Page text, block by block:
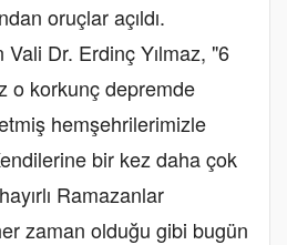
oruçlar açıldı.
Dr. Erdinç Yılmaz, "6
o korkunç depremde
hemşehrilerimizle
bir kez daha çok
Ramazanlar
zaman olduğu gibi bugün